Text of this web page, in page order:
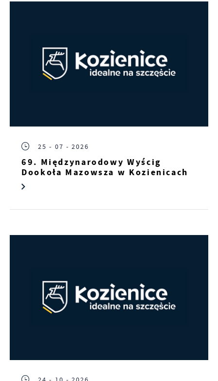
25 - 07 - 2026
69. Międzynarodowy Wyścig
Dookoła Mazowsza w Kozienicach